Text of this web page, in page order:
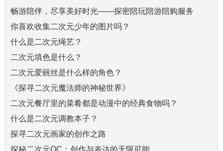
畅游陪伴，尽享美好时光——探密陪玩陪游陪购服务
你喜欢收集二次元少年的图片吗？
什么是二次元绳艺？
二次元填色是什么？
二次元爱丽丝是什么样的角色？
《探寻二次元魔法师的神秘世界》
二次元餐厅里的菜肴都是动漫中的经典食物吗？
什么是二次元调教本子？
探寻二次元画家的创作之路